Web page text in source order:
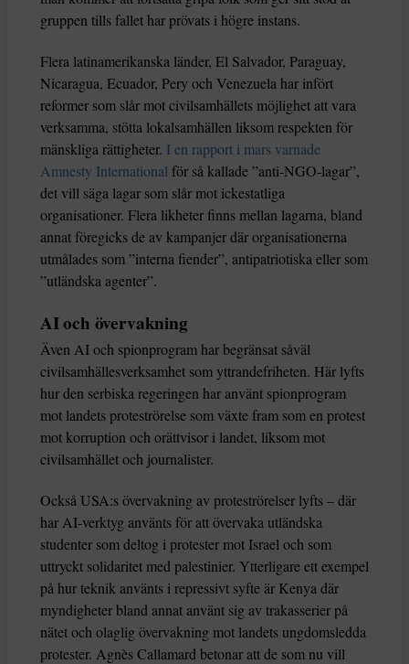
gruppen tills fallet har prövats i högre instans.
Flera latinamerikanska länder, El Salvador, Paraguay,
Nicaragua, Ecuador, Pery och Venezuela har infört
reformer som slår mot civilsamhällets möjlighet att vara
verksamma, stötta lokalsamhällen liksom respekten för
mänskliga rättigheter. I en rapport i mars varnade
Amnesty International för så kallade ”anti-NGO-lagar”,
det vill säga lagar som slår mot ickestatliga
organisationer. Flera likheter finns mellan lagarna, bland
annat föregicks de av kampanjer där organisationerna
utmålades som ”interna fiender”, antipatriotiska eller som
”utländska agenter”.
AI och övervakning
Även AI och spionprogram har begränsat såväl
civilsamhällesverksamhet som yttrandefriheten. Här lyfts
hur den serbiska regeringen har använt spionprogram
mot landets proteströrelse som växte fram som en protest
mot korruption och orättvisor i landet, liksom mot
civilsamhället och journalister.
Också USA:s övervakning av proteströrelser lyfts – där
har AI-verktyg använts för att övervaka utländska
studenter som deltog i protester mot Israel och som
uttryckt solidaritet med palestinier. Ytterligare ett exempel
på hur teknik använts i repressivt syfte är Kenya där
myndigheter bland annat använt sig av trakasserier på
nätet och olaglig övervakning mot landets ungdomsledda
protester. Agnès Callamard betonar att de som nu vill